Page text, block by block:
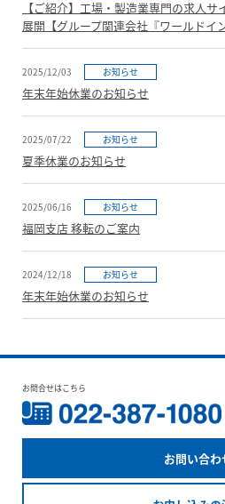
【ご紹介】工場・製造業専門の求人
展開【グループ関連会社『ワールドイ
2025/12/03 お知らせ
年末年始休業のお知らせ
2025/07/22 お知らせ
夏季休業のお知らせ
2025/06/16 お知らせ
福岡支店 移転のご案内
2024/12/18 お知らせ
年末年始休業のお知らせ
お問合せはこちら
お問い合わ